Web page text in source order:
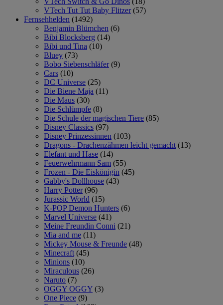
VTech Tut Tut Baby Flitzer (57)
Fernsehhelden (1492)
Benjamin Blümchen (6)
Bibi Blocksberg (14)
Bibi und Tina (10)
Bluey (73)
Bobo Siebenschläfer (9)
Cars (10)
DC Universe (25)
Die Biene Maja (11)
Die Maus (30)
Die Schlümpfe (8)
Die Schule der magischen Tiere (85)
Disney Classics (97)
Disney Prinzessinnen (103)
Dragons - Drachenzähmen leicht gemacht (13)
Elefant und Hase (14)
Feuerwehrmann Sam (55)
Frozen - Die Eiskönigin (45)
Gabby's Dollhouse (43)
Harry Potter (96)
Jurassic World (15)
K-POP Demon Hunters (6)
Marvel Universe (41)
Meine Freundin Conni (21)
Mia and me (11)
Mickey Mouse & Freunde (48)
Minecraft (45)
Minions (10)
Miraculous (26)
Naruto (7)
OGGY OGGY (3)
One Piece (9)